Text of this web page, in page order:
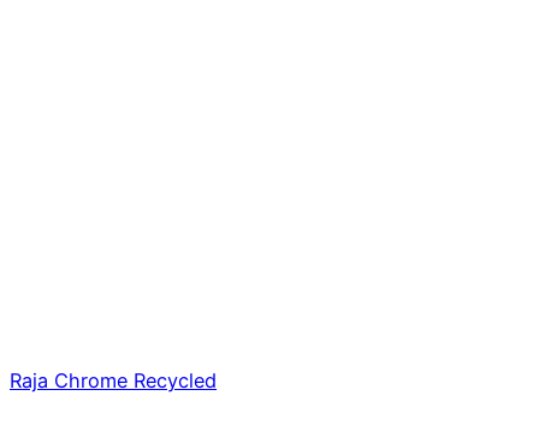
Raja Chrome Recycled